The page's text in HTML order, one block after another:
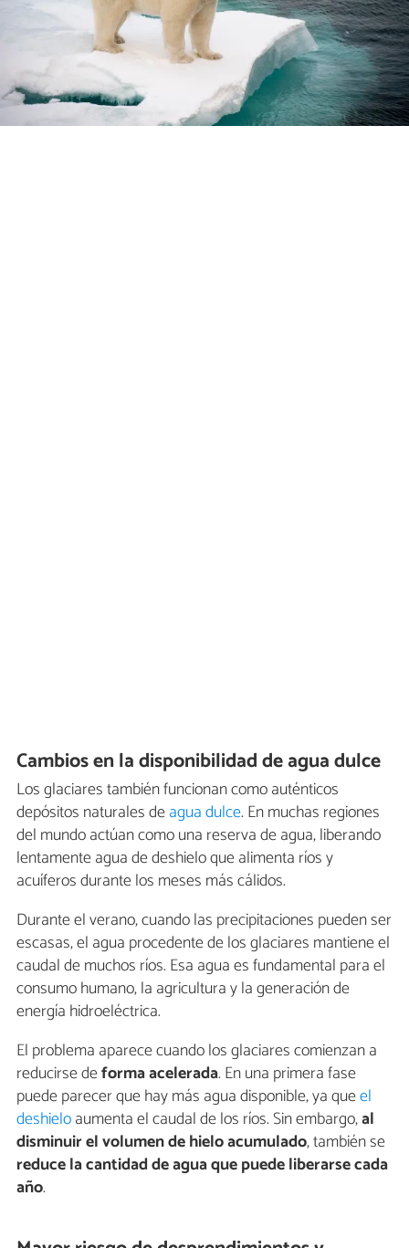
Cambios en la disponibilidad de agua dulce
Los glaciares también funcionan como auténticos
depósitos naturales deagua dulce. En muchas regiones
del mundo actúan como una reserva de agua, liberando
lentamente agua de deshielo que alimenta ríos y
acuíferos durante los meses más cálidos.
Durante el verano, cuando las precipitaciones pueden ser
escasas, el agua procedente de los glaciares mantiene el
caudal de muchos ríos. Esa agua es fundamental para el
consumo humano, la agricultura y la generación de
energía hidroeléctrica.
El problema aparece cuando los glaciares comienzan a
reducirse deforma acelerada. En una primera fase
puede parecer que hay más agua disponible, ya queel
deshieloaumenta el caudal de los ríos. Sin embargo,al
disminuir el volumen de hielo acumulado, también se
reduce la cantidad de agua que puede liberarse cada
año.